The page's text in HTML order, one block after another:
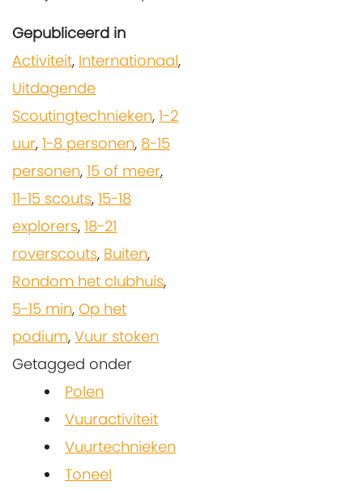
Gepubliceerd in
Activiteit, Internationaal,
Uitdagende
Scoutingtechnieken, 1-2
uur, 1-8 personen, 8-15
personen, 15 of meer,
11-15 scouts, 15-18
explorers, 18-21
roverscouts, Buiten,
Rondom het clubhuis,
5-15 min, Op het
podium, Vuur stoken
Getagged onder
Polen
Vuuractiviteit
Vuurtechnieken
Toneel